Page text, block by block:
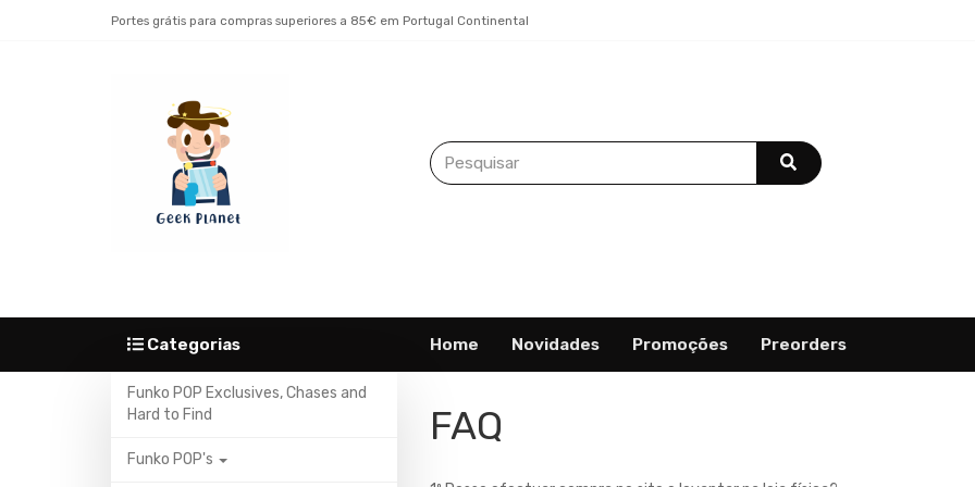
Portes grátis para compras superiores a 85€ em Portugal Continental
Home Novidades Promoções Preorders
Categorias
Funko POP Exclusives, Chases and
Hard to Find
Funko POP's
FAQ